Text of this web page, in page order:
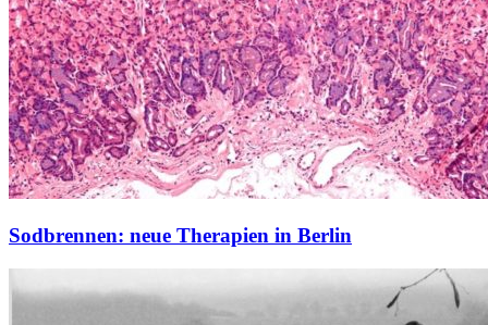
Sodbrennen: neue Therapien in Berlin